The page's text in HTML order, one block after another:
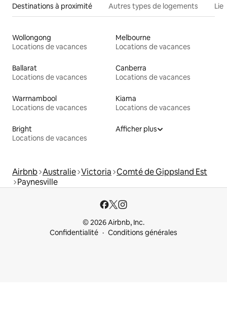
Destinations à proximité Autres types de logements
Wollongong
Locations de vacances
Melbourne
Locations de vacances
Ballarat
Locations de vacances
Canberra
Locations de vacances
Warrnambool
Locations de vacances
Kiama
Locations de vacances
Bright
Locations de vacances
Afficher plus
Airbnb Australie Victoria Comté de Gippsland Est
Paynesville
© 2026 Airbnb, Inc.
Confidentialité
Conditions générales